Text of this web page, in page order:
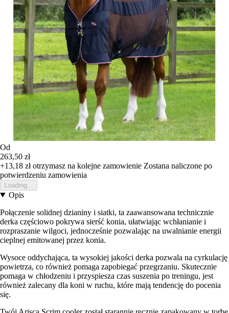
Od
263,50 zł
+13,18 złotrzymasz na kolejne zamowienie Zostana naliczone po
potwierdzeniu zamowienia
Loading...
Opis
Połączenie solidnej dzianiny i siatki, ta zaawansowana technicznie
derka częściowo pokrywa sierść konia, ułatwiając wchłanianie i
rozpraszanie wilgoci, jednocześnie pozwalając na uwalnianie energii
cieplnej emitowanej przez konia.
Wysoce oddychająca, ta wysokiej jakości derka pozwala na cyrkulację
powietrza, co również pomaga zapobiegać przegrzaniu. Skutecznie
pomaga w chłodzeniu i przyspiesza czas suszenia po treningu, jest
również zalecany dla koni w ruchu, które mają tendencję do pocenia
się.